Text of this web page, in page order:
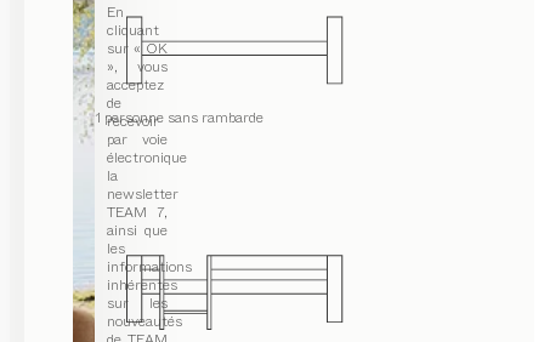
En
cliquant
sur « OK
», vous
acceptez
de
recevoir
par voie
électronique
la
newsletter
TEAM 7,
ainsi que
les
informations
inhérentes
sur les
nouveautés
lit 1 personne sans rambarde